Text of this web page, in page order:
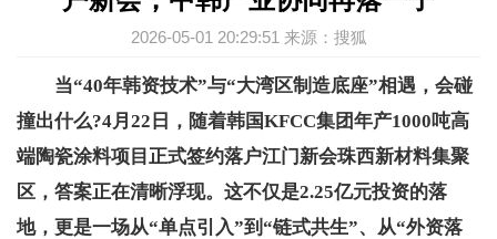
2026-05-01 20:29:51 来源：搜狐
当“40年韩资技术”与“大湾区制造底座”相遇，会碰
撞出什么?4月22日，随着韩国KFCC集团年产1000吨高
端陶瓷涂料项目正式签约落户江门新会珠西新材料集聚
区，答案正在清晰浮现。这不仅是2.25亿元投资的落
地，更是一场从“单点引入”到“链式共生”、从“外资落